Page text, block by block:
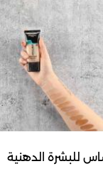
للبشرة الدهنية